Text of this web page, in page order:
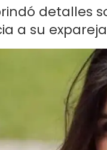
detalles
a su